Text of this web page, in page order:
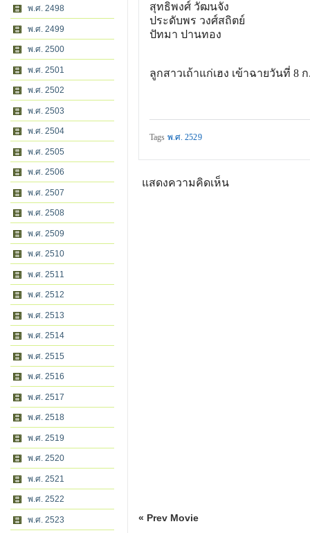
พ.ศ. 2498
พ.ศ. 2499
พ.ศ. 2500
พ.ศ. 2501
พ.ศ. 2502
พ.ศ. 2503
พ.ศ. 2504
พ.ศ. 2505
พ.ศ. 2506
พ.ศ. 2507
พ.ศ. 2508
พ.ศ. 2509
พ.ศ. 2510
พ.ศ. 2511
พ.ศ. 2512
พ.ศ. 2513
พ.ศ. 2514
พ.ศ. 2515
พ.ศ. 2516
พ.ศ. 2517
พ.ศ. 2518
พ.ศ. 2519
พ.ศ. 2520
พ.ศ. 2521
พ.ศ. 2522
พ.ศ. 2523
สุทธิพงศ์ วัฒนจัง
ประดับพร วงศ์สถิตย์
ปัทมา ปานทอง
ลูกสาวเถ้าแก่เฮง เข้าฉายวันที่ 8
Tags พ.ศ. 2529
แสดงความคิดเห็น
« Prev Movie